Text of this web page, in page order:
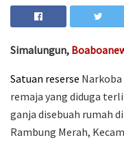
Simalungun,
Satuan reserse
remaja yang diduga
ganja disebuah rumah
Rambung Merah,